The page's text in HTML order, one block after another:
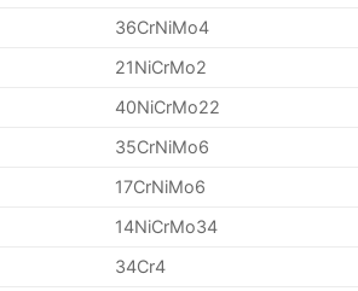
36CrNiMo4
21NiCrMo2
40NiCrMo22
35CrNiMo6
17CrNiMo6
14NiCrMo34
34Cr4